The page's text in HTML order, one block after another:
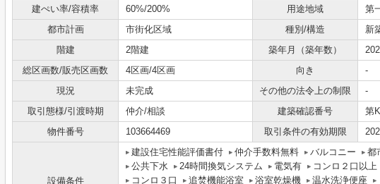
建ぺい率/容積率
60%/200% 用途地域
第
都市計画
市街化区域 種別/構造
新
階建
2階建 築年月（築年数）
総区画数/販売区画数
4区画/4区画 向き
-
現況
未完成 その他の法令上の制限
-
取引態様/引渡時期
仲介/相談 建築確認番号
第
物件番号
103664469 取引条件の有効期限
設備条件
建設住宅性能評価書付 仲介手数料無料 バルコニー 都
公共下水
24時間換気システム 電気有 コンロ２口以上
コンロ３口
追焚機能浴室 浴室乾燥機 温水洗浄便座